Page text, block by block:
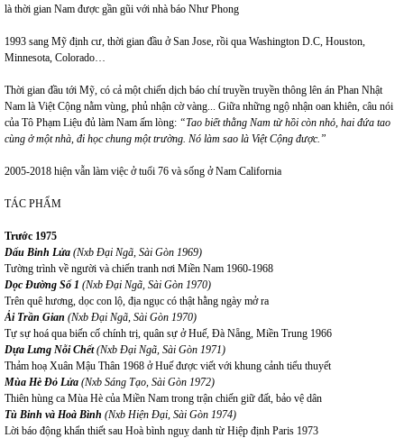
là thời gian Nam được gần gũi với nhà báo Như Phong
1993 sang Mỹ định cư, thời gian đầu ở San Jose, rồi qua Washington D.C, Houston,
Minnesota, Colorado…
Thời gian đầu tới Mỹ, có cả một chiến dịch báo chí truyền truyền thông lên án Phan Nhật
Nam là Việt Cộng nằm vùng, phủ nhận cờ vàng... Giữa những ngộ nhận oan khiên, câu nói
của Tô Phạm Liệu đủ làm Nam ấm lòng: “Tao biết thằng Nam từ hồi còn nhỏ, hai đứa tao
cùng ở một nhà, đi học chung một trường. Nó làm sao là Việt Cộng được.”
2005-2018 hiện vẫn làm việc ở tuổi 76 và sống ở Nam California
TÁC PHẨM
Trước 1975
Dấu Binh Lửa (Nxb Đại Ngã, Sài Gòn 1969)
Tường trình về người và chiến tranh nơi Miền Nam 1960-1968
Dọc Đường Số 1 (Nxb Đại Ngã, Sài Gòn 1970)
Trên quê hương, dọc con lộ, địa ngục có thật hằng ngày mở ra
Ải Trần Gian (Nxb Đại Ngã, Sài Gòn 1970)
Tự sự hoá qua biến cố chính trị, quân sự ở Huế, Đà Nẵng, Miền Trung 1966
Dựa Lưng Nỗi Chết(Nxb Đại Ngã, Sài Gòn 1971)
Thảm hoạ Xuân Mậu Thân 1968 ở Huế được viết với khung cảnh tiểu thuyết
Mùa Hè Đỏ Lửa (Nxb Sáng Tạo, Sài Gòn 1972)
Thiên hùng ca Mùa Hè của Miền Nam trong trận chiến giữ đất, bảo vệ dân
Tù Binh và Hoà Bình (Nxb Hiện Đại, Sài Gòn 1974)
Lời báo động khẩn thiết sau Hoà bình nguỵ danh từ Hiệp định Paris 1973